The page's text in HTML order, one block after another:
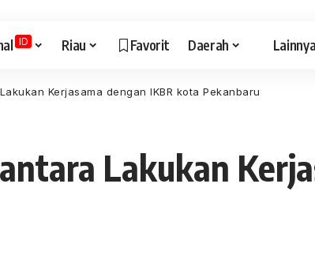
ID Riau Favorit Daerah Lainnya
Kerjasama dengan IKBR kota Pekanbaru
Lakukan